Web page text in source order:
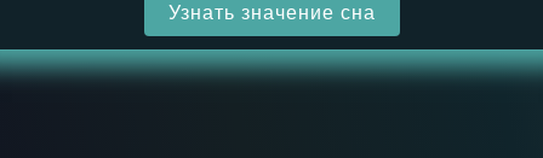
Узнать значение сна